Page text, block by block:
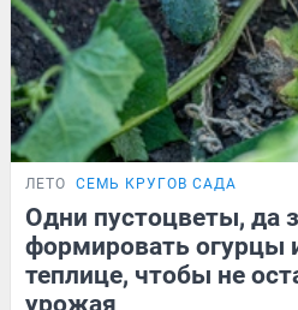
ЛЕТО СЕМЬ КРУГОВ САДА
Одни пустоцветы, да
формировать огурцы
теплице, чтобы не
урожая